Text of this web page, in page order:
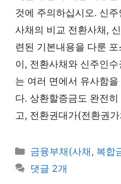
것에 주의하십시오. 신
사채의 비교 전환사채,
련된 기본내용을 다룬
이, 전환사채와 신주인
는 여러 면에서 유사함
다. 상환할증금도 완전
고, 전환권대가(전환권
카
테
고
금융부채(사채, 복합
댓글 2개